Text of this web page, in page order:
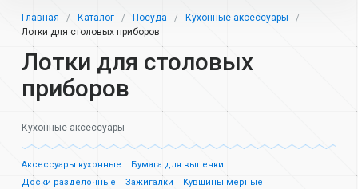
Главная Каталог Посуда
Кухонные аксессуары
Лотки для столовых приборов
Лотки для столовых
приборов
Кухонные аксессуары
Аксессуары кухонные
Бумага для выпечки
Доски разделочные
Зажигалки
Кувшины мерные